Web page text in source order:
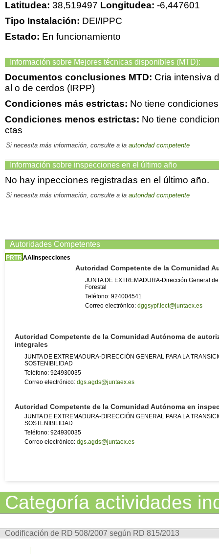
Latitudea: 38,519497 Longitudea: -6,447601
Tipo Instalación: DEI/IPPC
Estado: En funcionamiento
Información sobre Mejores técnicas disponibles (MTD):
Documentos conclusiones MTD: Cria intensiva
al o de cerdos (IRPP)
Condiciones más estrictas: No tiene
Condiciones menos estrictas: No tiene
ctas
Si necesita más información, consulte a la autoridad competente
Información sobre inspecciones en el último año
No hay inpecciones registradas en el último año.
Si necesita más información, consulte a la autoridad competente
Autoridades Competentes
PRTR AAI Inspecciones
Autoridad Competente de la Comunidad
JUNTA DE EXTREMADURA-Dirección General
Forestal
Teléfono: 924004541
Correo electrónico: dggsypf.iect@juntaex.es
Autoridad Competente de la Comunidad Autónoma de
integrales
JUNTA DE EXTREMADURA-DIRECCIÓN GENERAL PARA LA
SOSTENIBILIDAD
Teléfono: 924930035
Correo electrónico: dgs.agds@juntaex.es
Autoridad Competente de la Comunidad Autónoma en
JUNTA DE EXTREMADURA-DIRECCIÓN GENERAL PARA LA
SOSTENIBILIDAD
Teléfono: 924930035
Correo electrónico: dgs.agds@juntaex.es
Categoría actividades
Codificación de RD 508/2007 según RD 815/2013